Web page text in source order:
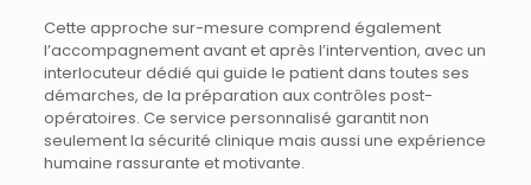
Cette approche sur-mesure comprend également
l’accompagnement avant et après l’intervention, avec un
interlocuteur dédié qui guide le patient dans toutes ses
démarches, de la préparation aux contrôles post-
opératoires. Ce service personnalisé garantit non
seulement la sécurité clinique mais aussi une expérience
humaine rassurante et motivante.